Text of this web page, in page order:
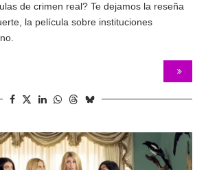
de crimen real? Te dejamos la reseña
la película sobre instituciones